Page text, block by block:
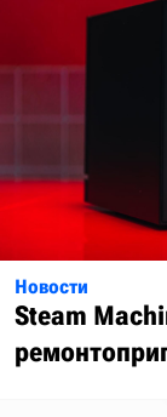
Новости
Steam